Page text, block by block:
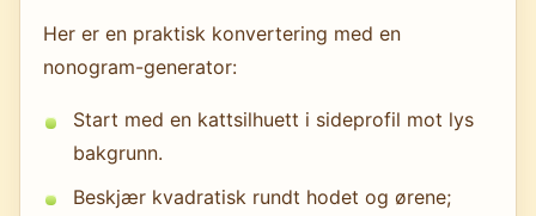
Her er en praktisk konvertering med en
nonogram-generator:
Start med en kattsilhuett i sideprofil mot lys
bakgrunn.
Beskjær kvadratisk rundt hodet og ørene;